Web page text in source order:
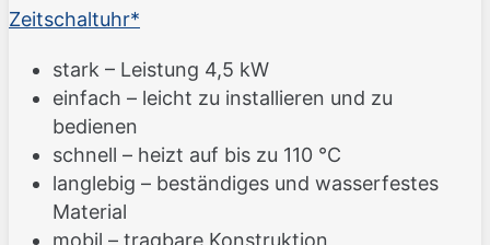
Zeitschaltuhr*
stark – Leistung 4,5 kW
einfach – leicht zu installieren und zu
bedienen
schnell – heizt auf bis zu 110 °C
langlebig – beständiges und wasserfestes
Material
mobil – tragbare Konstruktion